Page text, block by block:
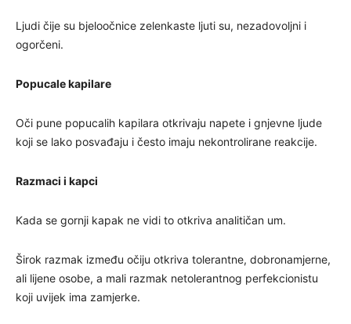
Ljudi čije su bjeloočnice zelenkaste ljuti su, nezadovoljni i
ogorčeni.
Popucale kapilare
Oči pune popucalih kapilara otkrivaju napete i gnjevne ljude
koji se lako posvađaju i često imaju nekontrolirane reakcije.
Razmaci i kapci
Kada se gornji kapak ne vidi to otkriva analitičan um.
Širok razmak između očiju otkriva tolerantne, dobronamjerne,
ali lijene osobe, a mali razmak netolerantnog perfekcionistu
koji uvijek ima zamjerke.